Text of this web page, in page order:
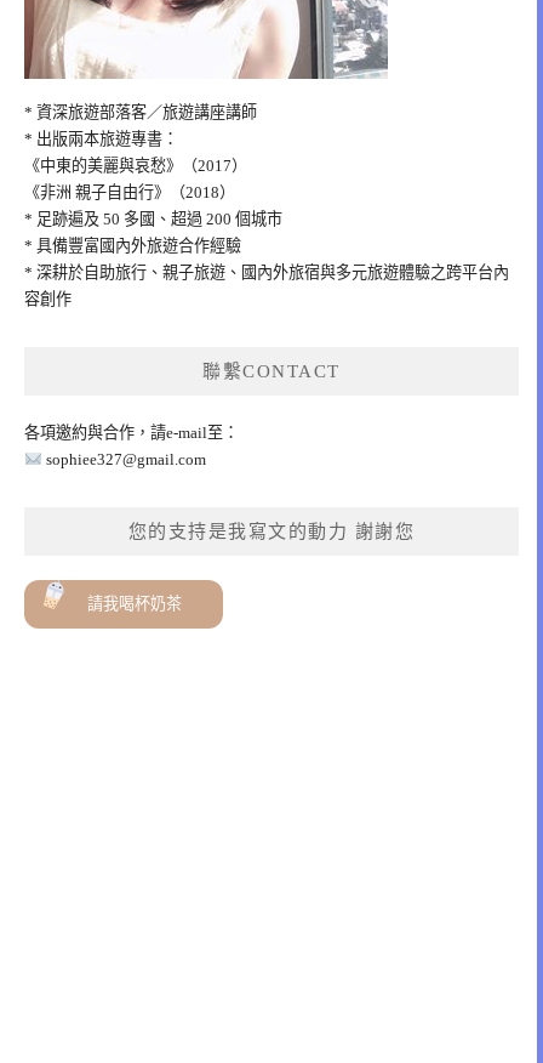
* 資深旅遊部落客／旅遊講座講師
* 出版兩本旅遊專書：
《中東的美麗與哀愁》（2017）
《非洲 親子自由行》（2018）
* 足跡遍及 50 多國、超過 200 個城市
* 具備豐富國內外旅遊合作經驗
* 深耕於自助旅行、親子旅遊、國內外旅宿與多元旅遊體驗之跨平台內
容創作
聯繫CONTACT
各項邀約與合作，請e-mail至：
sophiee327@gmail.com
您的支持是我寫文的動力 謝謝您
請我喝杯奶茶